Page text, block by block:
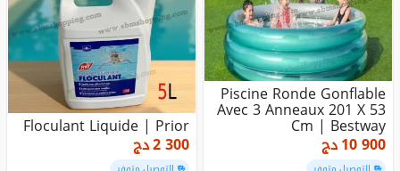
Piscine Ronde Gonflable
Avec 3 Anneaux 201 X 53
Cm | Bestway
10 900دج
Floculant Liquide | Prior
2 300دج